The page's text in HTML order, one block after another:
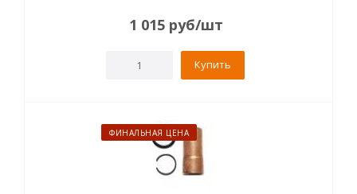
1 015руб/шт
Купить
ФИНАЛЬНАЯ ЦЕНА